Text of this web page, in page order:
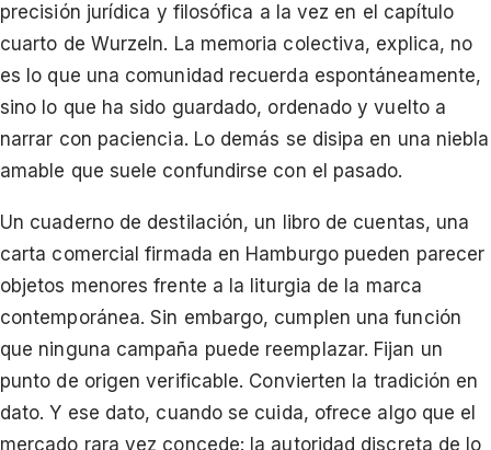
precisión jurídica y filosófica a la vez en el capítulo
cuarto de Wurzeln. La memoria colectiva, explica, no
es lo que una comunidad recuerda espontáneamente,
sino lo que ha sido guardado, ordenado y vuelto a
narrar con paciencia. Lo demás se disipa en una niebla
amable que suele confundirse con el pasado.
Un cuaderno de destilación, un libro de cuentas, una
carta comercial firmada en Hamburgo pueden parecer
objetos menores frente a la liturgia de la marca
contemporánea. Sin embargo, cumplen una función
que ninguna campaña puede reemplazar. Fijan un
punto de origen verificable. Convierten la tradición en
dato. Y ese dato, cuando se cuida, ofrece algo que el
mercado rara vez concede: la autoridad discreta de lo